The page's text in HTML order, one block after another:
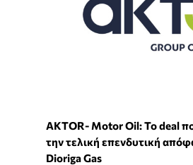
ΑKTOR- Motor Oil: Το deal
την τελική επενδυτική
Dioriga Gas